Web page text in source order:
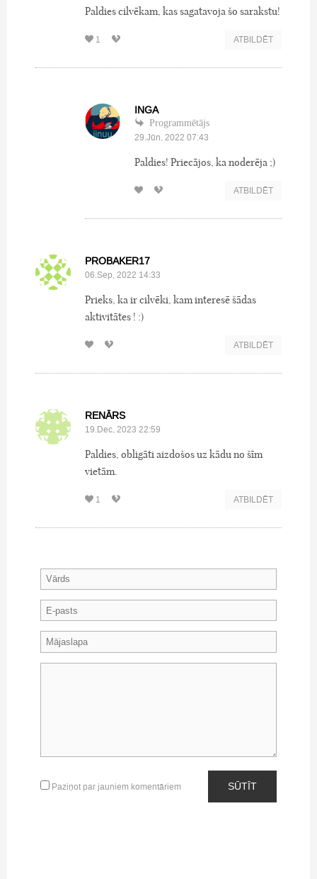
Paldies cilvēkam, kas sagatavoja šo sarakstu!
1 ATBILDĒT
INGA
Programmētājs
29.Jūn, 2022 07:43
Paldies! Priecājos, ka noderēja ;)
ATBILDĒT
PROBAKER17
06.Sep, 2022 14:33
Prieks, ka ir cilvēki, kam interesē šādas
aktivitātes ! :)
ATBILDĒT
RENĀRS
19.Dec, 2023 22:59
Paldies, obligāti aizdošos uz kādu no šīm
vietām.
1 ATBILDĒT
Paziņot par jauniem komentāriem SŪTĪT